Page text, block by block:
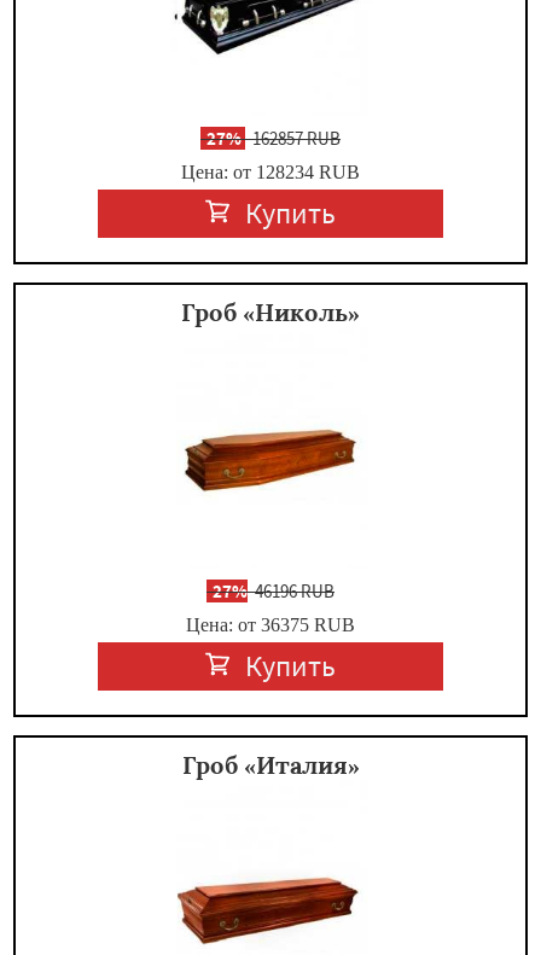
-27%162857 RUB
Цена: от 128234 RUB
Купить
Гроб «Николь»
-27%46196 RUB
Цена: от 36375 RUB
Купить
Гроб «Италия»